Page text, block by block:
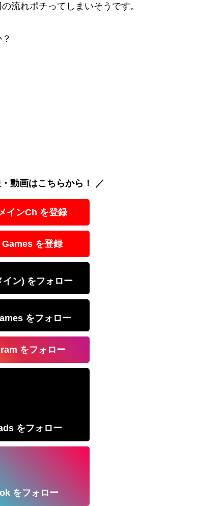
流れポチってしまいそうです。
動画はこちらから！ ／
インCh を登録
を登録
イン) をフォロー
をフォロー
をフォロー
をフォロー
をフォロー